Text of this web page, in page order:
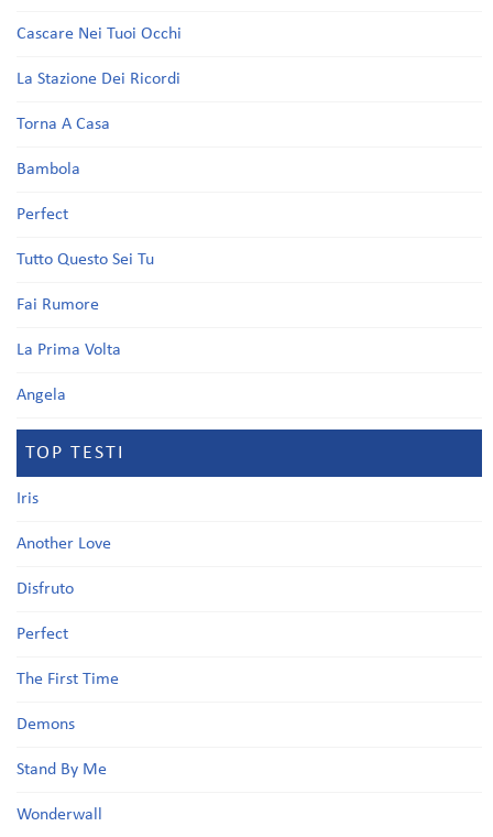
Cascare Nei Tuoi Occhi
La Stazione Dei Ricordi
Torna A Casa
Bambola
Perfect
Tutto Questo Sei Tu
Fai Rumore
La Prima Volta
Angela
TOP TESTI
Iris
Another Love
Disfruto
Perfect
The First Time
Demons
Stand By Me
Wonderwall